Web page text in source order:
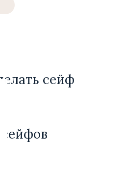
сейф